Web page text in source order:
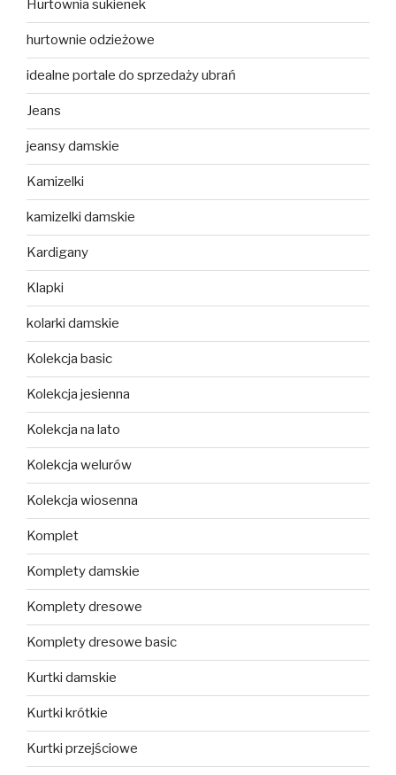
Hurtownia sukienek
hurtownie odzieżowe
idealne portale do sprzedaży ubrań
Jeans
jeansy damskie
Kamizelki
kamizelki damskie
Kardigany
Klapki
kolarki damskie
Kolekcja basic
Kolekcja jesienna
Kolekcja na lato
Kolekcja welurów
Kolekcja wiosenna
Komplet
Komplety damskie
Komplety dresowe
Komplety dresowe basic
Kurtki damskie
Kurtki krótkie
Kurtki przejściowe